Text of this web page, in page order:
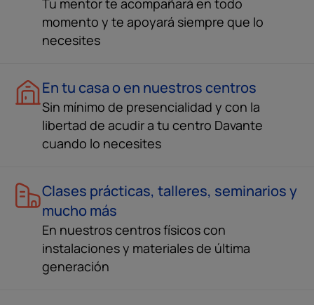
Tu mentor te acompañará en todo
momento y te apoyará siempre que lo
necesites
En tu casa o en nuestros centros
Sin mínimo de presencialidad y con la
libertad de acudir a tu centro Davante
cuando lo necesites
Clases prácticas, talleres, seminarios y
mucho más
En nuestros centros físicos con
instalaciones y materiales de última
generación